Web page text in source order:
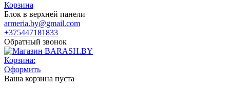
Корзина
Блок в верхней панели
armeria.by@gmail.com
+375447181833
Обратный звонок
Корзина:
Оформить
Ваша корзина пуста